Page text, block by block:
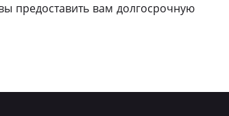
предоставить вам долгосрочную